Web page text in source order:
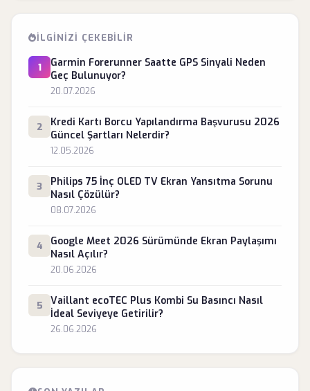
İLGINIZI ÇEKEBILIR
1
Garmin Forerunner Saatte GPS Sinyali Neden
Geç Bulunuyor?
20.07.2026
2
Kredi Kartı Borcu Yapılandırma Başvurusu 2026
Güncel Şartları Nelerdir?
12.05.2026
3
Philips 75 İnç OLED TV Ekran Yansıtma Sorunu
Nasıl Çözülür?
08.07.2026
4
Google Meet 2026 Sürümünde Ekran Paylaşımı
Nasıl Açılır?
20.06.2026
5
Vaillant ecoTEC Plus Kombi Su Basıncı Nasıl
İdeal Seviyeye Getirilir?
26.06.2026